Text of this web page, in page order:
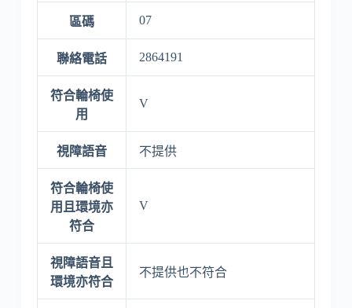
區碼 07
聯絡電話 2864191
符合輪椅使
用
V
視障語音 不提供
符合輪椅使
用且環境亦
符合
V
視障語音且
環境亦符合
不提供也不符合